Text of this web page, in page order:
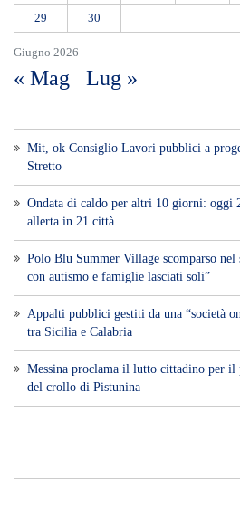
Giugno 2026
29 30
« Mag Lug »
Mit, ok Consiglio Lavori pubblici a
Stretto
Ondata di caldo per altri 10 giorni: oggi
allerta in 21 città
Polo Blu Summer Village scomparso nel
con autismo e famiglie lasciati soli”
Appalti pubblici gestiti da una “società
tra Sicilia e Calabria
Messina proclama il lutto cittadino per
del crollo di Pistunina